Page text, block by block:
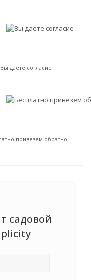
Вы даете согласие
привезем обратно
садовой